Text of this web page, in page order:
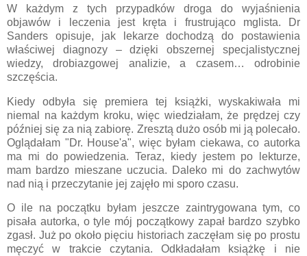
W każdym z tych przypadków droga do wyjaśnienia
objawów i leczenia jest kręta i frustrująco mglista. Dr
Sanders opisuje, jak lekarze dochodzą do postawienia
właściwej diagnozy – dzięki obszernej specjalistycznej
wiedzy, drobiazgowej analizie, a czasem… odrobinie
szczęścia.
Kiedy odbyła się premiera tej książki, wyskakiwała mi
niemal na każdym kroku, więc wiedziałam, że prędzej czy
później się za nią zabiorę. Zresztą dużo osób mi ją polecało.
Oglądałam "Dr. House'a", więc byłam ciekawa, co autorka
ma mi do powiedzenia. Teraz, kiedy jestem po lekturze,
mam bardzo mieszane uczucia. Daleko mi do zachwytów
nad nią i przeczytanie jej zajęło mi sporo czasu.
O ile na początku byłam jeszcze zaintrygowana tym, co
pisała autorka, o tyle mój początkowy zapał bardzo szybko
zgasł. Już po około pięciu historiach zaczęłam się po prostu
męczyć w trakcie czytania. Odkładałam książkę i nie